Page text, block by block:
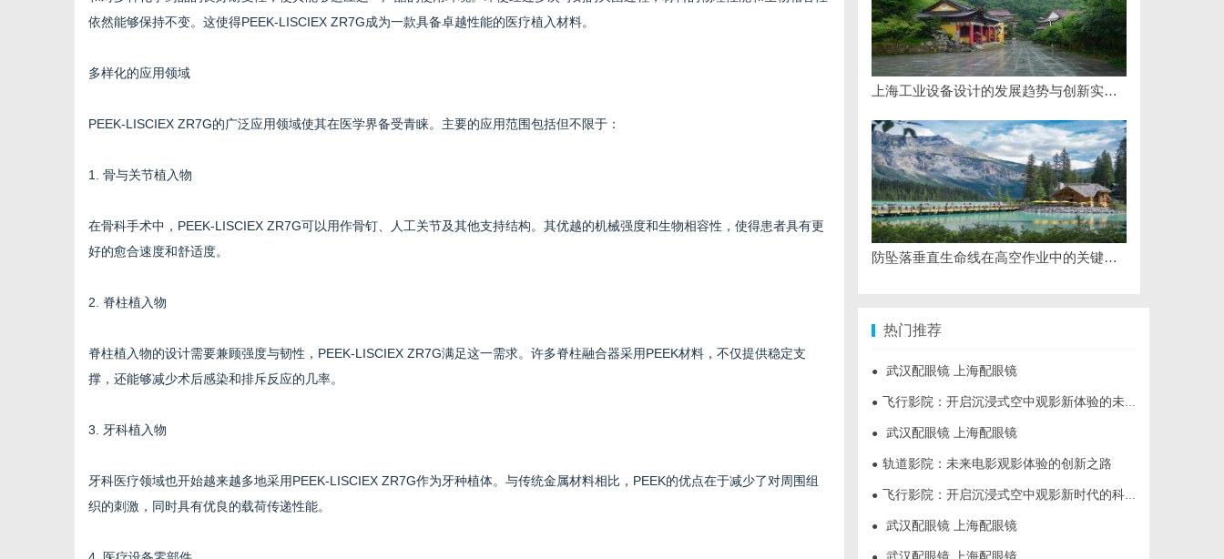
依然能够保持不变。这使得PEEK-LISCIEX ZR7G成为一款具备卓越性能的医疗植入材料。
多样化的应用领域
PEEK-LISCIEX ZR7G的广泛应用领域使其在医学界备受青睐。主要的应用范围包括但不限于：
1. 骨与关节植入物
在骨科手术中，PEEK-LISCIEX ZR7G可以用作骨钉、人工关节及其他支持结构。其优越的机械强度和生物相容性，使得患者具有更
好的愈合速度和舒适度。
2. 脊柱植入物
脊柱植入物的设计需要兼顾强度与韧性，PEEK-LISCIEX ZR7G满足这一需求。许多脊柱融合器采用PEEK材料，不仅提供稳定支
撑，还能够减少术后感染和排斥反应的几率。
3. 牙科植入物
牙科医疗领域也开始越来越多地采用PEEK-LISCIEX ZR7G作为牙种植体。与传统金属材料相比，PEEK的优点在于减少了对周围组
织的刺激，同时具有优良的载荷传递性能。
上海工业设备设计的发展趋势与创新实践探索
防坠落垂直生命线在高空作业中的关键应用与安全保障
热门推荐
● 武汉配眼镜 上海配眼镜
● 飞行影院：开启沉浸式空中观影新体验的未来趋势
● 武汉配眼镜 上海配眼镜
● 轨道影院：未来电影观影体验的创新之路
● 飞行影院：开启沉浸式空中观影新时代的科技体验
● 武汉配眼镜 上海配眼镜